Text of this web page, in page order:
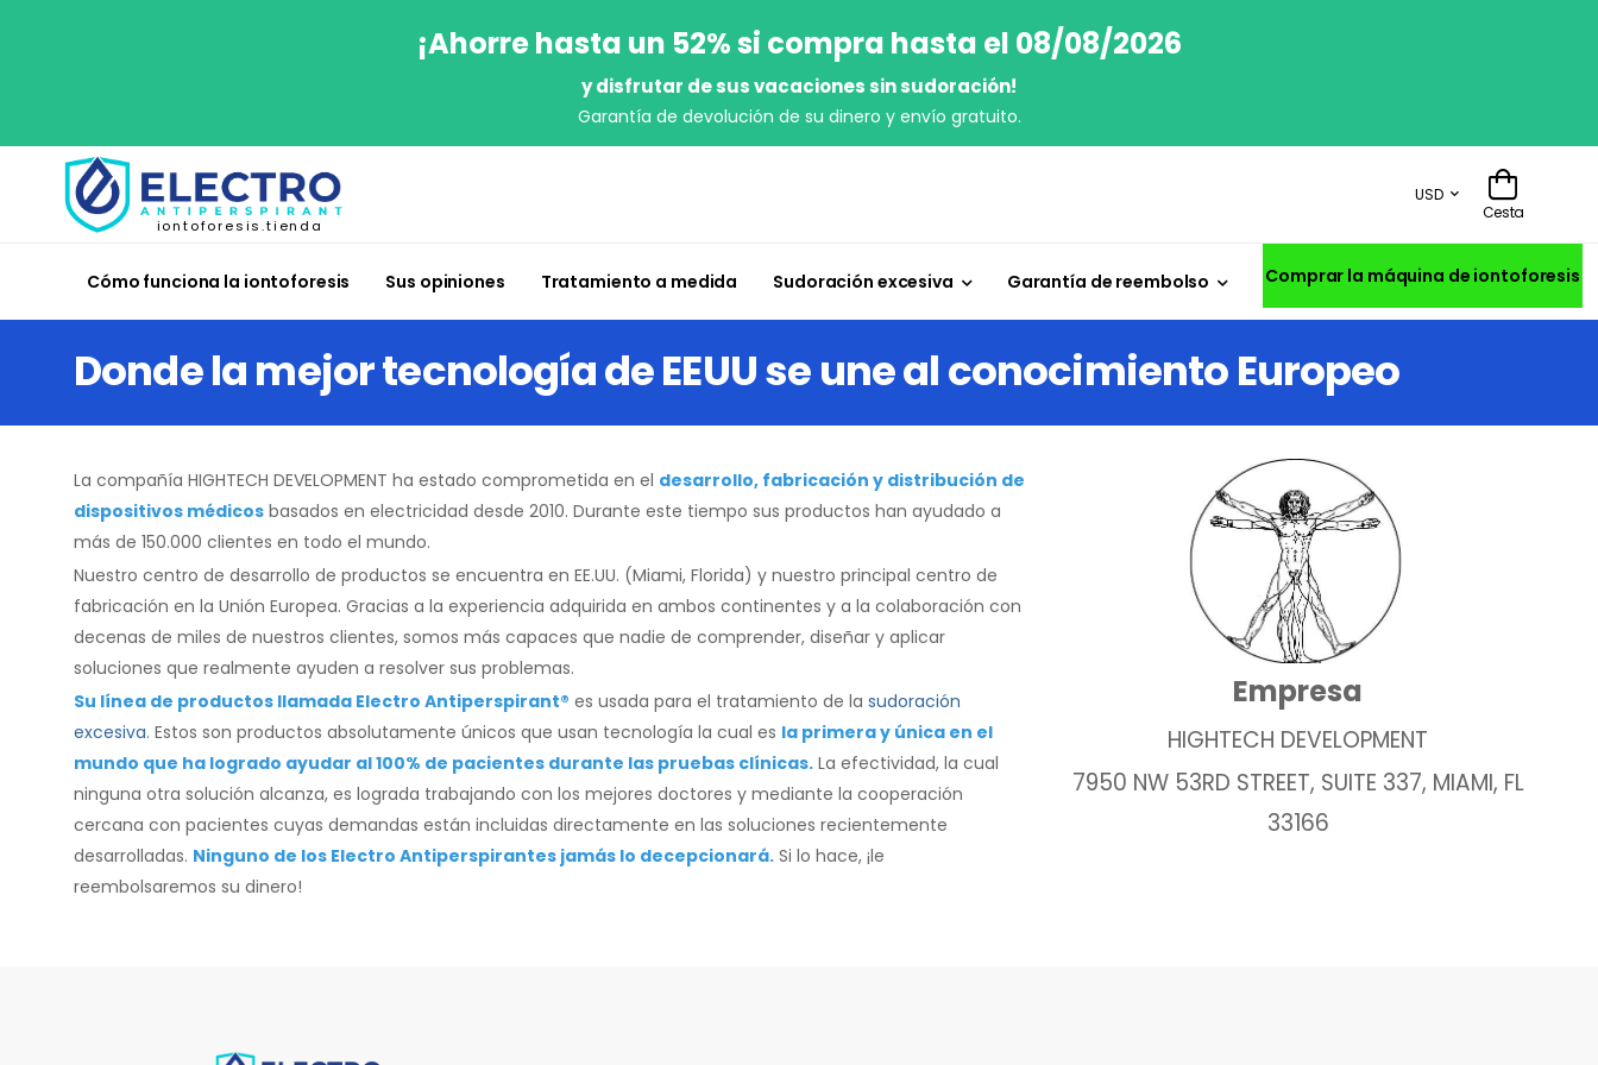
¡Ahorre hasta un 52% si compra hasta el 08/08/2026
y disfrutar de sus vacaciones sin sudoración!
Garantía de devolución de su dinero y envío gratuito.
iontoforesis.tienda
USD
Cesta
Cómo funciona la iontoforesis Sus opiniones Tratamiento a medida Sudoración excesiva Garantía de reembolso Comprar la máquina de iontoforesis
Donde la mejor tecnología de EEUU se une al conocimiento Europeo
La compañía HIGHTECH DEVELOPMENT ha estado comprometida en el desarrollo, fabricación y distribución de
dispositivos médicos basados en electricidad desde 2010. Durante este tiempo sus productos han ayudado a
más de 150.000 clientes en todo el mundo.
Nuestro centro de desarrollo de productos se encuentra en EE.UU. (Miami, Florida) y nuestro principal centro de
fabricación en la Unión Europea. Gracias a la experiencia adquirida en ambos continentes y a la colaboración con
decenas de miles de nuestros clientes, somos más capaces que nadie de comprender, diseñar y aplicar
soluciones que realmente ayuden a resolver sus problemas.
Su línea de productos llamada Electro Antiperspirant® es usada para el tratamiento de la sudoración
excesiva. Estos son productos absolutamente únicos que usan tecnología la cual es la primera y única en el
mundo que ha logrado ayudar al 100% de pacientes durante las pruebas clínicas. La efectividad, la cual
ninguna otra solución alcanza, es lograda trabajando con los mejores doctores y mediante la cooperación
cercana con pacientes cuyas demandas están incluidas directamente en las soluciones recientemente
desarrolladas. Ninguno de los Electro Antiperspirantes jamás lo decepcionará. Si lo hace, ¡le
reembolsaremos su dinero!
Empresa
HIGHTECH DEVELOPMENT
7950 NW 53RD STREET, SUITE 337, MIAMI, FL
33166